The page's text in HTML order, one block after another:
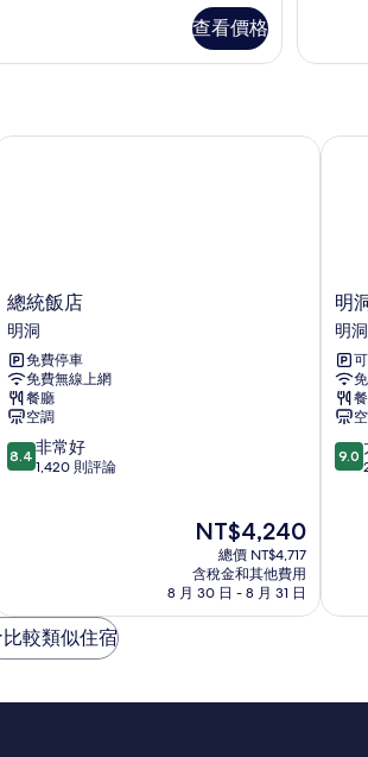
查看價格
雙
(Wine
房,
準
總
統
飯
店
明
洞
總統飯店
明洞
免費停車
免費無線上網
餐廳
空調
8.4
分，
好，
1,420
則
論
8.4 非常好
1,420 則評論
現
價
格
為
NT$4,240
總價 NT$4,717
含稅金和其他費用
8 月 30 日 - 8 月 31 日
統飯店
明
洞
樂
天
城
市
飯
店
明
明
明洞
9.0
分，
了，
論
9.0
明洞
比較類似住宿